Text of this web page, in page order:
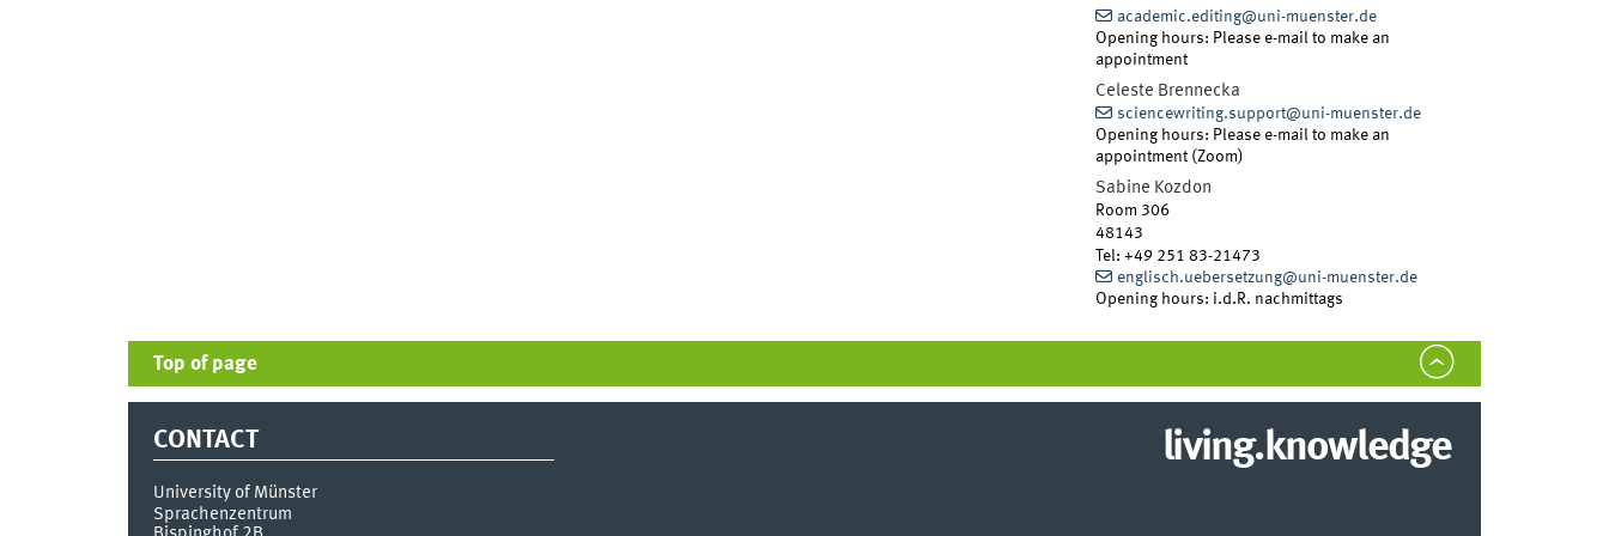
academic.editing@uni-muenster.de
Opening hours: Please e-mail to make an
appointment
Celeste Brennecka
sciencewriting.support@uni-muenster.de
Opening hours: Please e-mail to make an
appointment (Zoom)
Sabine Kozdon
Room 306
48143
Tel:+49 251 83-21473
englisch.uebersetzung@uni-muenster.de
Opening hours: i.d.R. nachmittags
Top of page
CONTACT
University of Münster
Sprachenzentrum
living.knowledge